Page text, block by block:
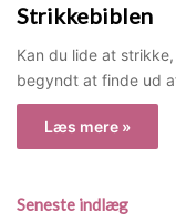
Strikkebiblen
Kan du lide at
begyndt at finde ud
Læs mere »
Seneste indlæg